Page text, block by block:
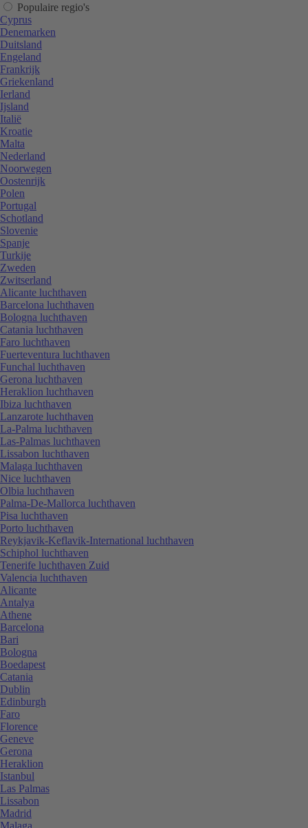
Populaire regio's
Cyprus
Denemarken
Duitsland
Engeland
Frankrijk
Griekenland
Ierland
Ijsland
Italië
Kroatie
Malta
Nederland
Noorwegen
Oostenrijk
Polen
Portugal
Schotland
Slovenie
Spanje
Turkije
Zweden
Zwitserland
Alicante luchthaven
Barcelona luchthaven
Bologna luchthaven
Catania luchthaven
Faro luchthaven
Fuerteventura luchthaven
Funchal luchthaven
Gerona luchthaven
Heraklion luchthaven
Ibiza luchthaven
Lanzarote luchthaven
La-Palma luchthaven
Las-Palmas luchthaven
Lissabon luchthaven
Malaga luchthaven
Nice luchthaven
Olbia luchthaven
Palma-De-Mallorca luchthaven
Pisa luchthaven
Porto luchthaven
Reykjavik-Keflavik-International luchthaven
Schiphol luchthaven
Tenerife luchthaven Zuid
Valencia luchthaven
Alicante
Antalya
Athene
Barcelona
Bari
Bologna
Boedapest
Catania
Dublin
Edinburgh
Faro
Florence
Geneve
Gerona
Heraklion
Istanbul
Las Palmas
Lissabon
Madrid
Malaga